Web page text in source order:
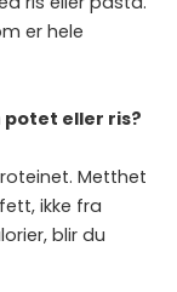
er hele
eller ris?
Metthet
ikke fra
blir du